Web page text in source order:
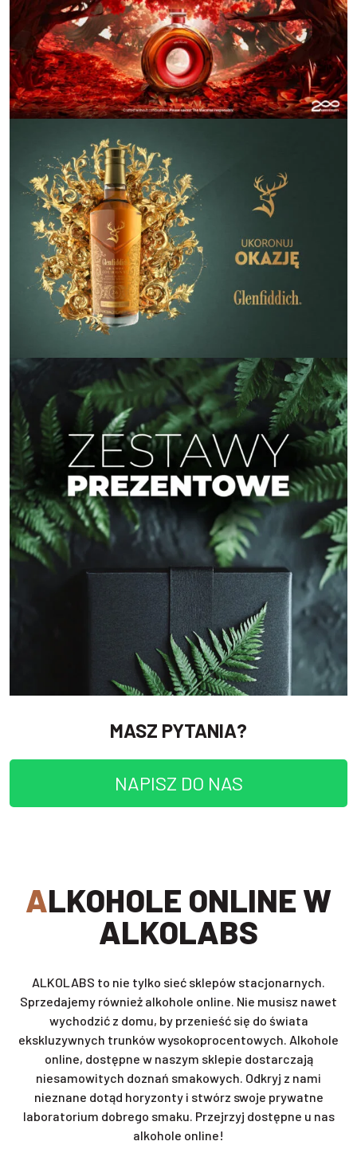
MASZ PYTANIA?
NAPISZ DO NAS
ALKOHOLE ONLINE W
ALKOLABS
ALKOLABS to nie tylko sieć sklepów stacjonarnych.
Sprzedajemy również alkohole online. Nie musisz nawet
wychodzić z domu, by przenieść się do świata
ekskluzywnych trunków wysokoprocentowych. Alkohole
online, dostępne w naszym sklepie dostarczają
niesamowitych doznań smakowych. Odkryj z nami
nieznane dotąd horyzonty i stwórz swoje prywatne
laboratorium dobrego smaku. Przejrzyj dostępne u nas
alkohole online!